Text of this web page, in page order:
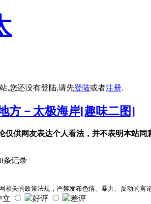
,您还没有登陆,请先登陆或者注册.
方－太极海岸[趣味二图]
仅供网友表达个人看法，并不表明本站同
条记录
相关的政策法规，严禁发布色情、暴力、反动的言
立 好评 差评